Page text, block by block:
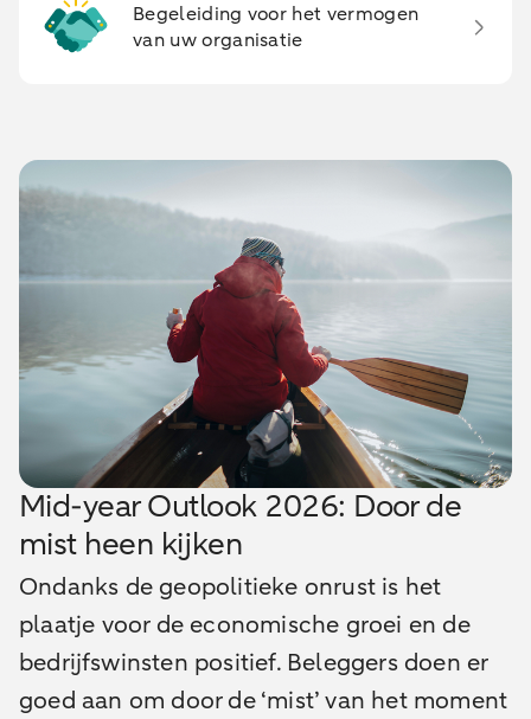
Begeleiding voor het vermogen
van uw organisatie
Mid-year Outlook 2026: Door de
mist heen kijken
Ondanks de geopolitieke onrust is het
plaatje voor de economische groei en de
bedrijfswinsten positief. Beleggers doen er
goed aan om door de ‘mist’ van het moment